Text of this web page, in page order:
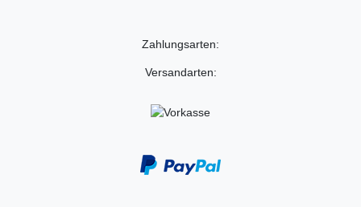
Zahlungsarten:
Versandarten: